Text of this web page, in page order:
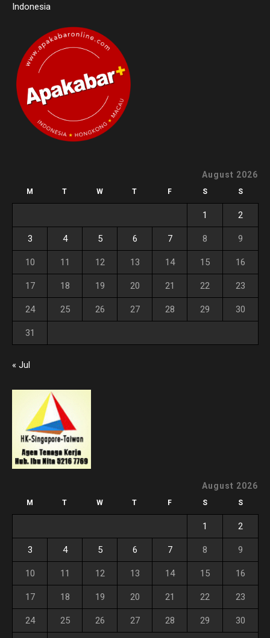
Indonesia
August 2026
M T W T F S S
1 2
3 4 5 6 7 8 9
10 11 12 13 14 15 16
17 18 19 20 21 22 23
24 25 26 27 28 29 30
31
« Jul
August 2026
M T W T F S S
1 2
3 4 5 6 7 8 9
10 11 12 13 14 15 16
17 18 19 20 21 22 23
24 25 26 27 28 29 30